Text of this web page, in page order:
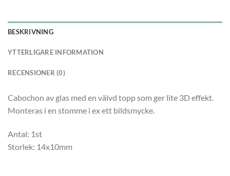
BESKRIVNING
YTTERLIGARE INFORMATION
RECENSIONER (0)
Cabochon av glas med en välvd topp som ger lite 3D effekt.
Monteras i en stomme i ex ett bildsmycke.
Antal: 1st
Storlek: 14x10mm